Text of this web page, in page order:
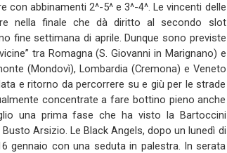
abbinamenti 2^-5^ e 3^-4^. Le vincenti delle
nella finale che dà diritto al secondo slot
fine settimana di aprile. Dunque sono previste
tra Romagna (S. Giovanni in Marignano) e
(Mondovì), Lombardia (Cremona) e Veneto
e ritorno da percorrere su e giù per le strade
concentrate a fare bottino pieno anche
una prima fase che ha visto la Bartoccini
Arsizio. Le Black Angels, dopo un lunedì di
gennaio con una seduta in palestra. In serata